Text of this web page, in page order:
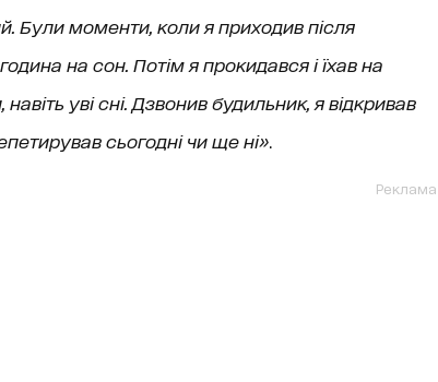
Були моменти, коли я приходив після
на сон. Потім я прокидався і їхав на
уві сні. Дзвонив будильник, я відкривав
сьогодні чи ще ні».
Реклама